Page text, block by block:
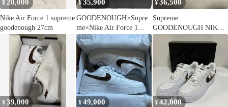
¥ 20,000
Nike Air Force 1 supreme
goodenough 27cm
¥35,900
GOODENOUGH×Supre
me×Nike Air Force 1
Low
¥36,500
Supreme
GOODENOUGH NIKE
Air Force 1
¥39,000 ¥49,000 ¥42,000